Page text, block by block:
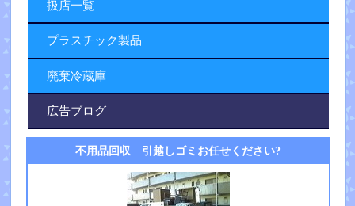
扱店一覧
プラスチック製品
廃棄冷蔵庫
広告ブログ
不用品回収 引越しゴミお任せください?